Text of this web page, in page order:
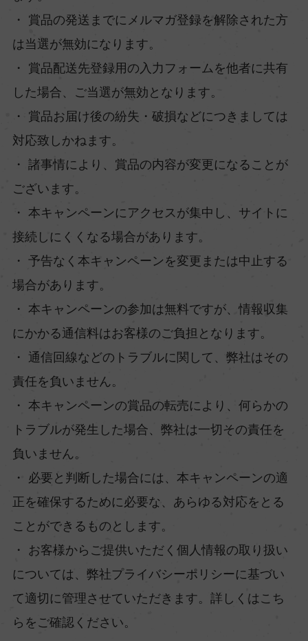
・ 賞品の発送までにメルマガ登録を解除された方
は当選が無効になります。
・ 賞品配送先登録用の入力フォームを他者に共有
した場合、ご当選が無効となります。
・ 賞品お届け後の紛失・破損などにつきましては
対応致しかねます。
・ 諸事情により、賞品の内容が変更になることが
ございます。
・ 本キャンペーンにアクセスが集中し、サイトに
接続しにくくなる場合があります。
・ 予告なく本キャンペーンを変更または中止する
場合があります。
・ 本キャンペーンの参加は無料ですが、情報収集
にかかる通信料はお客様のご負担となります。
・ 通信回線などのトラブルに関して、弊社はその
責任を負いません。
・ 本キャンペーンの賞品の転売により、何らかの
トラブルが発生した場合、弊社は一切その責任を
負いません。
・ 必要と判断した場合には、本キャンペーンの適
正を確保するために必要な、あらゆる対応をとる
ことができるものとします。
・ お客様からご提供いただく個人情報の取り扱い
については、弊社プライバシーポリシーに基づい
て適切に管理させていただきます。詳しくはこち
らをご確認ください。